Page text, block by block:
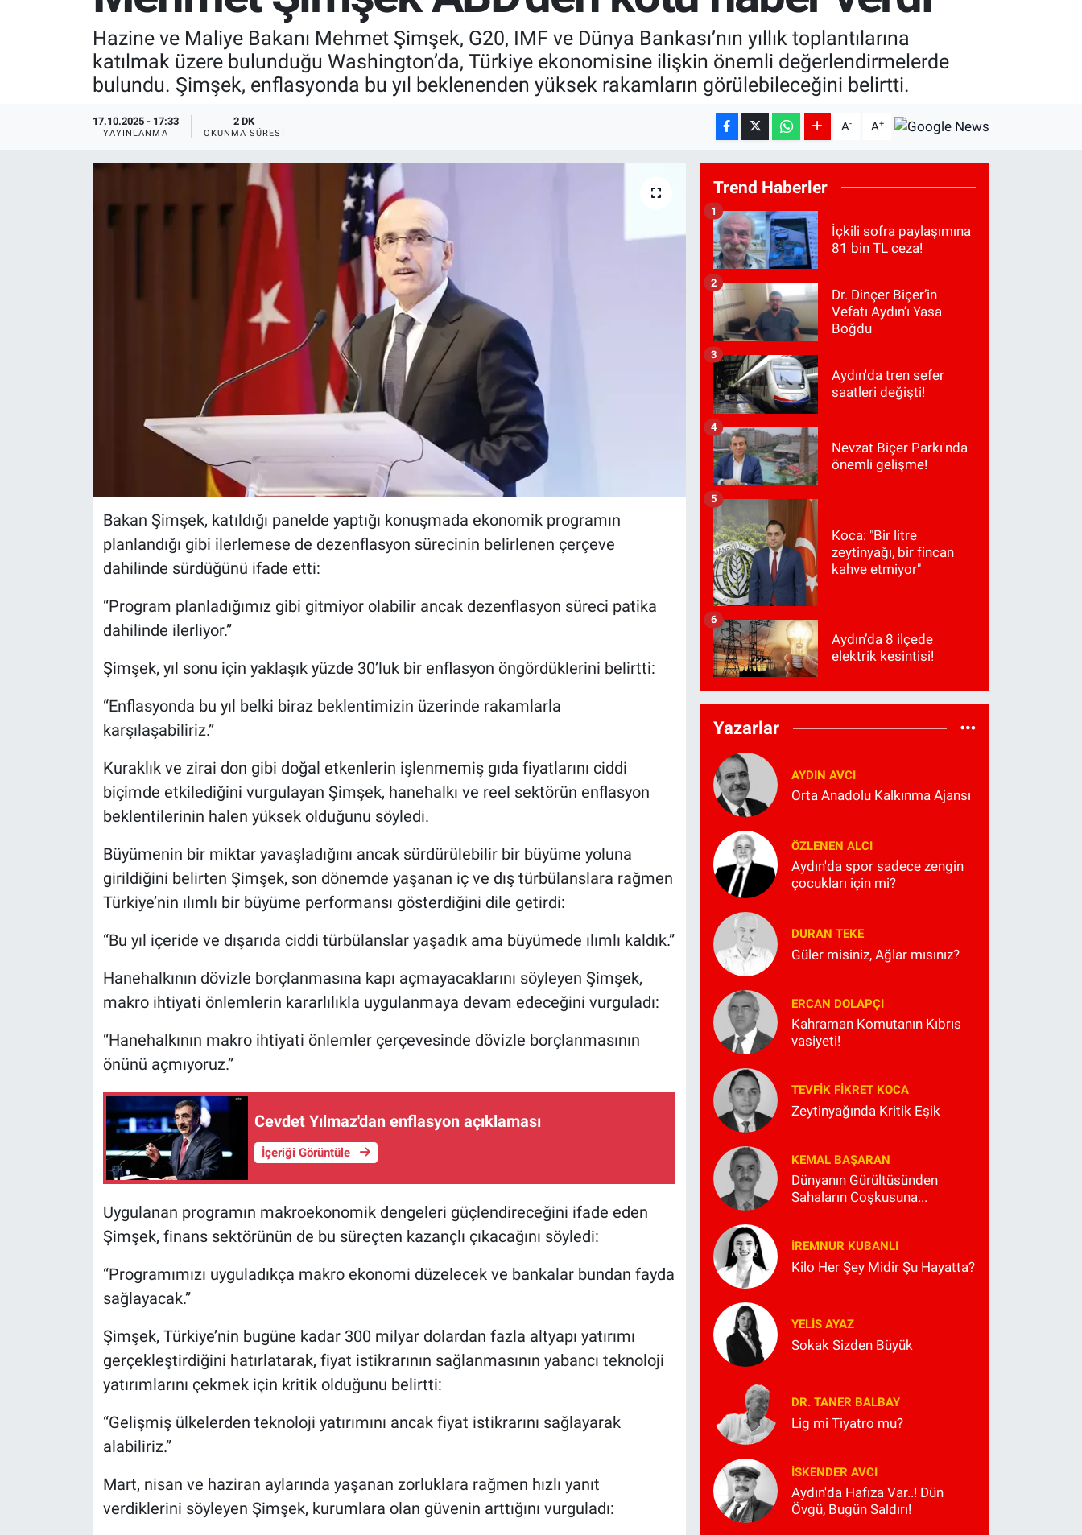
Hazine ve Maliye Bakanı Mehmet Şimşek, G20, IMF ve Dünya Bankası’nın yıllık toplantılarına
katılmak üzere bulunduğu Washington’da, Türkiye ekonomisine ilişkin önemli değerlendirmelerde
bulundu. Şimşek, enflasyonda bu yıl beklenenden yüksek rakamların görülebileceğini belirtti.
17.10.2025 - 17:33
YAYINLANMA
2 DK
OKUNMA SÜRESI A- A+
Bakan Şimşek, katıldığı panelde yaptığı konuşmada ekonomik programın
planlandığı gibi ilerlemese de dezenflasyon sürecinin belirlenen çerçeve
dahilinde sürdüğünü ifade etti:
“Program planladığımız gibi gitmiyor olabilir ancak dezenflasyon süreci patika
dahilinde ilerliyor.”
Şimşek, yıl sonu için yaklaşık yüzde 30’luk bir enflasyon öngördüklerini belirtti:
“Enflasyonda bu yıl belki biraz beklentimizin üzerinde rakamlarla
karşılaşabiliriz.”
Kuraklık ve zirai don gibi doğal etkenlerin işlenmemiş gıda fiyatlarını ciddi
biçimde etkilediğini vurgulayan Şimşek, hanehalkı ve reel sektörün enflasyon
beklentilerinin halen yüksek olduğunu söyledi.
Büyümenin bir miktar yavaşladığını ancak sürdürülebilir bir büyüme yoluna
girildiğini belirten Şimşek, son dönemde yaşanan iç ve dış türbülanslara rağmen
Türkiye’nin ılımlı bir büyüme performansı gösterdiğini dile getirdi:
“Bu yıl içeride ve dışarıda ciddi türbülanslar yaşadık ama büyümede ılımlı kaldık.”
Hanehalkının dövizle borçlanmasına kapı açmayacaklarını söyleyen Şimşek,
makro ihtiyati önlemlerin kararlılıkla uygulanmaya devam edeceğini vurguladı:
“Hanehalkının makro ihtiyati önlemler çerçevesinde dövizle borçlanmasının
önünü açmıyoruz.”
Cevdet Yılmaz'dan enflasyon açıklaması
İçeriği Görüntüle
Uygulanan programın makroekonomik dengeleri güçlendireceğini ifade eden
Şimşek, finans sektörünün de bu süreçten kazançlı çıkacağını söyledi:
“Programımızı uyguladıkça makro ekonomi düzelecek ve bankalar bundan fayda
sağlayacak.”
Şimşek, Türkiye’nin bugüne kadar 300 milyar dolardan fazla altyapı yatırımı
gerçekleştirdiğini hatırlatarak, fiyat istikrarının sağlanmasının yabancı teknoloji
yatırımlarını çekmek için kritik olduğunu belirtti:
“Gelişmiş ülkelerden teknoloji yatırımını ancak fiyat istikrarını sağlayarak
alabiliriz.”
Mart, nisan ve haziran aylarında yaşanan zorluklara rağmen hızlı yanıt
verdiklerini söyleyen Şimşek, kurumlara olan güvenin arttığını vurguladı:
Trend Haberler
İçkili sofra paylaşımına
81 bin TL ceza!
1
Dr. Dinçer Biçer’in
Vefatı Aydın’ı Yasa
Boğdu
2
Aydın'da tren sefer
saatleri değişti!
3
Nevzat Biçer Parkı'nda
önemli gelişme!
4
Koca: "Bir litre
zeytinyağı, bir fincan
kahve etmiyor"
5
Aydın’da 8 ilçede
elektrik kesintisi!
6
Yazarlar
AYDIN AVCI
Orta Anadolu Kalkınma Ajansı
ÖZLENEN ALCI
Aydın'da spor sadece zengin
çocukları için mi?
DURAN TEKE
Güler misiniz, Ağlar mısınız?
ERCAN DOLAPÇI
Kahraman Komutanın Kıbrıs
vasiyeti!
TEVFIK FIKRET KOCA
Zeytinyağında Kritik Eşik
KEMAL BAŞARAN
Dünyanın Gürültüsünden
Sahaların Coşkusuna...
İREMNUR KUBANLI
Kilo Her Şey Midir Şu Hayatta?
YELIS AYAZ
Sokak Sizden Büyük
DR. TANER BALBAY
Lig mi Tiyatro mu?
İSKENDER AVCI
Aydın'da Hafıza Var..! Dün
Övgü, Bugün Saldırı!
RESMİ İLANLAR